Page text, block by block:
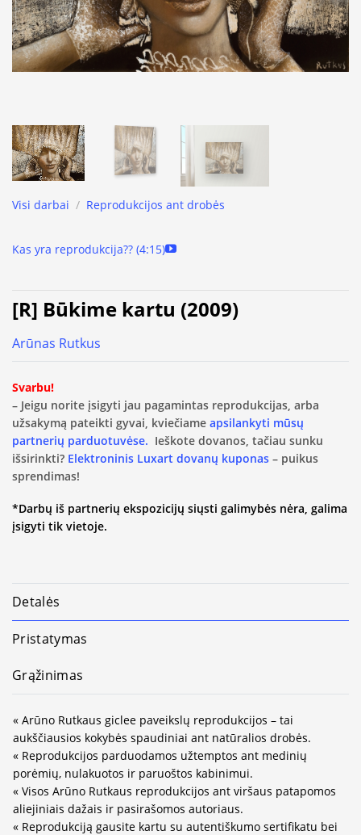
Visi darbai / Reprodukcijos ant drobės
Kas yra reprodukcija?? (4:15)
[R] Būkime kartu (2009)
Arūnas Rutkus
Svarbu!
– Jeigu norite įsigyti jau pagamintas reprodukcijas, arba
užsakymą pateikti gyvai, kviečiame apsilankyti mūsų
partnerių parduotuvėse. Ieškote dovanos, tačiau sunku
išsirinkti? Elektroninis Luxart dovanų kuponas – puikus
sprendimas!
*Darbų iš partnerių ekspozicijų siųsti galimybės nėra, galima
įsigyti tik vietoje.
Detalės
Pristatymas
Grąžinimas
« Arūno Rutkaus giclee paveikslų reprodukcijos – tai
aukščiausios kokybės spaudiniai ant natūralios drobės.
« Reprodukcijos parduodamos užtemptos ant medinių
porėmių, nulakuotos ir paruoštos kabinimui.
« Visos Arūno Rutkaus reprodukcijos ant viršaus patapomos
aliejiniais dažais ir pasirašomos autoriaus.
« Reprodukciją gausite kartu su autentiškumo sertifikatu bei